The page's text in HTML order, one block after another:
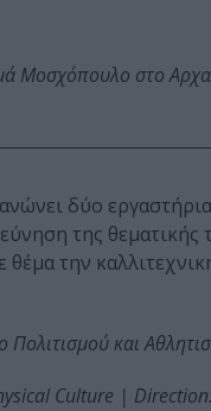
Μοσχόπουλο στο
δύο
της
θέμα την
Πολιτισμού και
Culture |